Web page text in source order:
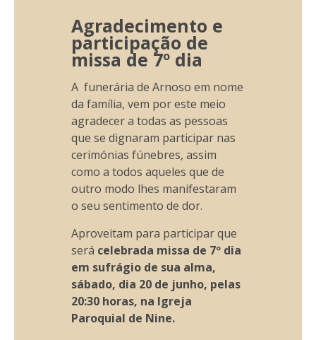
Agradecimento e
participação de
missa de 7º dia
A funerária de Arnoso em nome
da família, vem por este meio
agradecer a todas as pessoas
que se dignaram participar nas
cerimónias fúnebres, assim
como a todos aqueles que de
outro modo lhes manifestaram
o seu sentimento de dor.
Aproveitam para participar que
será celebrada missa de 7º dia
em sufrágio de sua alma,
sábado, dia 20 de junho, pelas
20:30 horas, na Igreja
Paroquial de Nine.